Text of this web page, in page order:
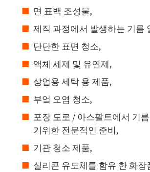
면 표백 조성물,
제직 과정에서 발생하는 기름
단단한 표면 청소,
액체 세제 및 유연제,
상업용 세탁 용 제품,
부엌 오염 청소,
포장 도로 / 아스팔트에서 기
기위한 전문적인 준비,
기관 청소 제품,
실리콘 유도체를 함유 한 화장